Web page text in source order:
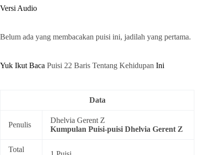
Versi Audio
Belum ada yang membacakan puisi ini, jadilah yang pertama.
Yuk Ikut Baca Puisi 22 Baris Tentang Kehidupan Ini
Data
Penulis
Dhelvia Gerent Z
Kumpulan Puisi-puisi Dhelvia Gerent Z
Total